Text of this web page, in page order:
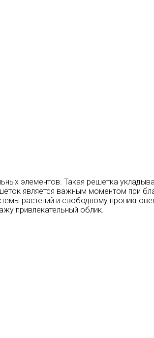
элементов. Такая решетка
является важным моментом при
растений и свободному
привлекательный облик.